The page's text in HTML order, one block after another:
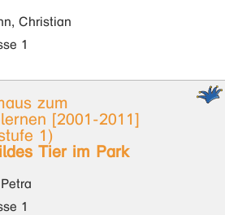
Christian
1
zum
[2001-2011]
1)
Tier im Park
1